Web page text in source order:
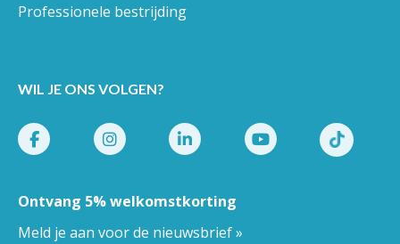
Professionele bestrijding
WIL JE ONS VOLGEN?
Ontvang 5% welkomstkorting
Meld je aan voor de nieuwsbrief »